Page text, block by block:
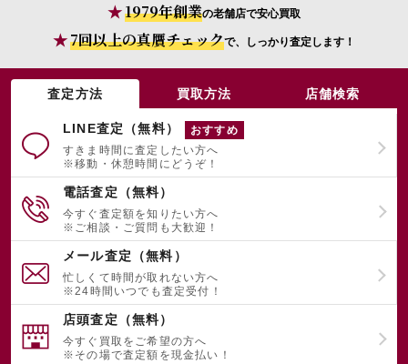
1979年創業の老舗店で安心買取
7回以上の真贋チェックで、しっかり査定します！
査定方法 買取方法 店舗検索
LINE査定（無料）
おすすめ
すきま時間に査定したい方へ
※移動・休憩時間にどうぞ！
電話査定（無料）
今すぐ査定額を知りたい方へ
※ご相談・ご質問も大歓迎！
メール査定（無料）
忙しくて時間が取れない方へ
※24時間いつでも査定受付！
店頭査定（無料）
今すぐ買取をご希望の方へ
※その場で査定額を現金払い！